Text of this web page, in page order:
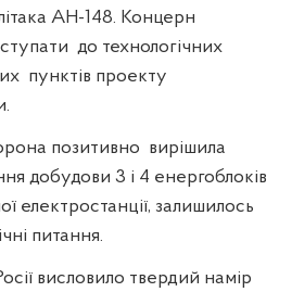
АН-148. Концерн
до технологічних
пунктів проекту
позитивно вирішила
добудови 3 і 4 енергоблоків
електростанції, залишилось
питання.
висловило твердий намір